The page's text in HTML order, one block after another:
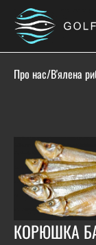
Про нас/В'ялена
КОРЮШКА